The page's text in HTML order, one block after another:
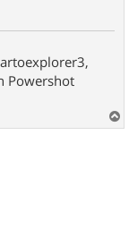
Powershot
a